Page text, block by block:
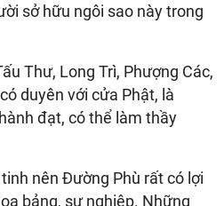
sở hữu ngôi sao này trong
Thư, Long Trì, Phượng Các,
duyên với cửa Phật, là
đạt, có thể làm thầy
nên Đường Phù rất có lợi
bảng, sự nghiệp. Những